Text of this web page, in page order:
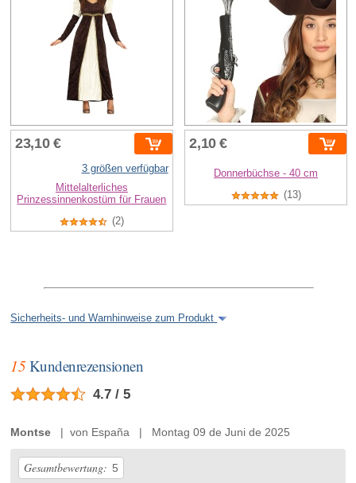
23,10 €
3 größen verfügbar
Mittelalterliches
Prinzessinnenkostüm für Frauen
(2)
2,10 €
Donnerbüchse - 40 cm
(13)
Sicherheits- und Warnhinweise zum Produkt
15Kundenrezensionen
4.7 / 5
Montse | von España | Montag 09 de Juni de 2025
Gesamtbewertung: 5